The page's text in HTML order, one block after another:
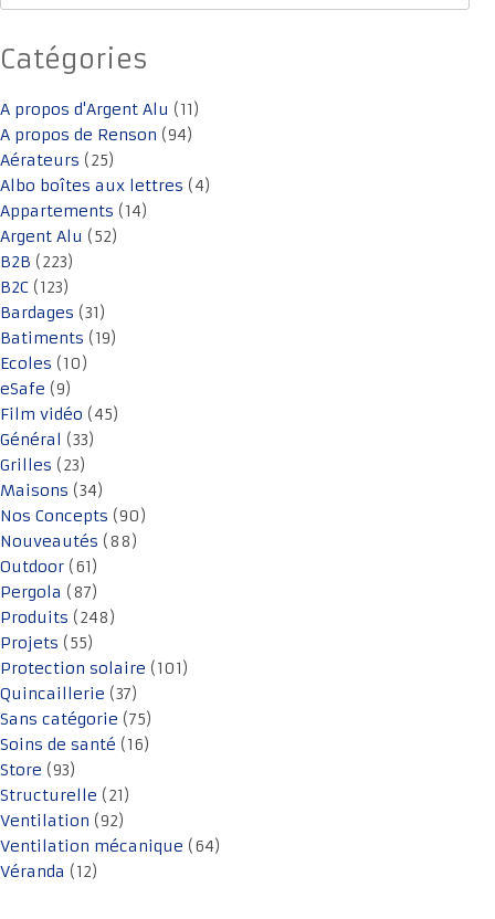
Catégories
A propos d'Argent Alu (11)
A propos de Renson (94)
Aérateurs (25)
Albo boîtes aux lettres (4)
Appartements (14)
Argent Alu (52)
B2B (223)
B2C (123)
Bardages (31)
Batiments (19)
Ecoles (10)
eSafe (9)
Film vidéo (45)
Général (33)
Grilles (23)
Maisons (34)
Nos Concepts (90)
Nouveautés (88)
Outdoor (61)
Pergola (87)
Produits (248)
Projets (55)
Protection solaire (101)
Quincaillerie (37)
Sans catégorie (75)
Soins de santé (16)
Store (93)
Structurelle (21)
Ventilation (92)
Ventilation mécanique (64)
Véranda (12)